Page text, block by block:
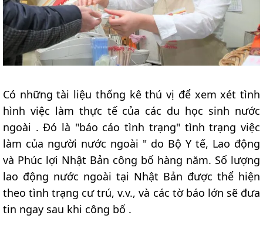
Có những tài liệu thống kê thú vị để xem xét tình
hình việc làm thực tế của các du học sinh nước
ngoài . Đó là "báo cáo tình trạng" tình trạng việc
làm của người nước ngoài " do Bộ Y tế, Lao động
và Phúc lợi Nhật Bản công bố hàng năm. Số lượng
lao động nước ngoài tại Nhật Bản được thể hiện
theo tình trạng cư trú, v.v., và các tờ báo lớn sẽ đưa
tin ngay sau khi công bố .